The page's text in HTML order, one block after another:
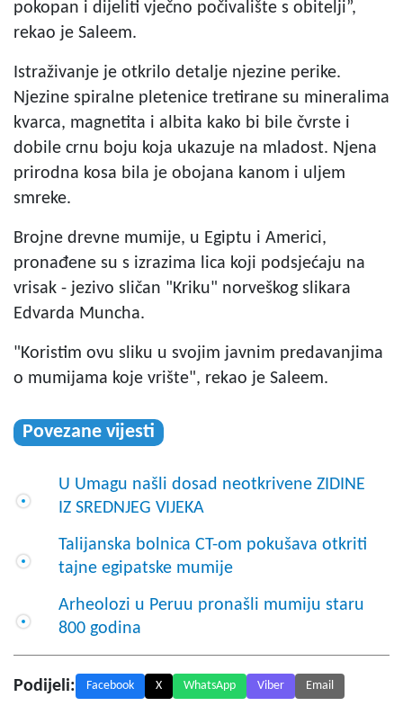
pokopan i dijeliti vječno počivalište s obitelji”,
rekao je Saleem.
Istraživanje je otkrilo detalje njezine perike.
Njezine spiralne pletenice tretirane su mineralima
kvarca, magnetita i albita kako bi bile čvrste i
dobile crnu boju koja ukazuje na mladost. Njena
prirodna kosa bila je obojana kanom i uljem
smreke.
Brojne drevne mumije, u Egiptu i Americi,
pronađene su s izrazima lica koji podsjećaju na
vrisak - jezivo sličan "Kriku" norveškog slikara
Edvarda Muncha.
"Koristim ovu sliku u svojim javnim predavanjima
o mumijama koje vrište", rekao je Saleem.
Povezane vijesti
U Umagu našli dosad neotkrivene ZIDINE
IZ SREDNJEG VIJEKA
Talijanska bolnica CT-om pokušava otkriti
tajne egipatske mumije
Arheolozi u Peruu pronašli mumiju staru
800 godina
Podijeli: Facebook X WhatsApp Viber Email